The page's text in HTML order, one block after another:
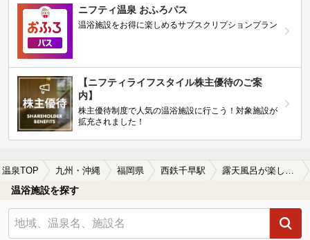
ニフティ温泉 おふろパス
温浴施設をお得に楽しめるサブスクリプションプラン
【ニフティライフスタイル株主優待のご案
内】
株主優待制度で人気の温浴施設に行こう！対象施設が
拡充されました！
温泉TOP 九州・沖縄 福岡県 西鉄千早駅
温浴施設を探す